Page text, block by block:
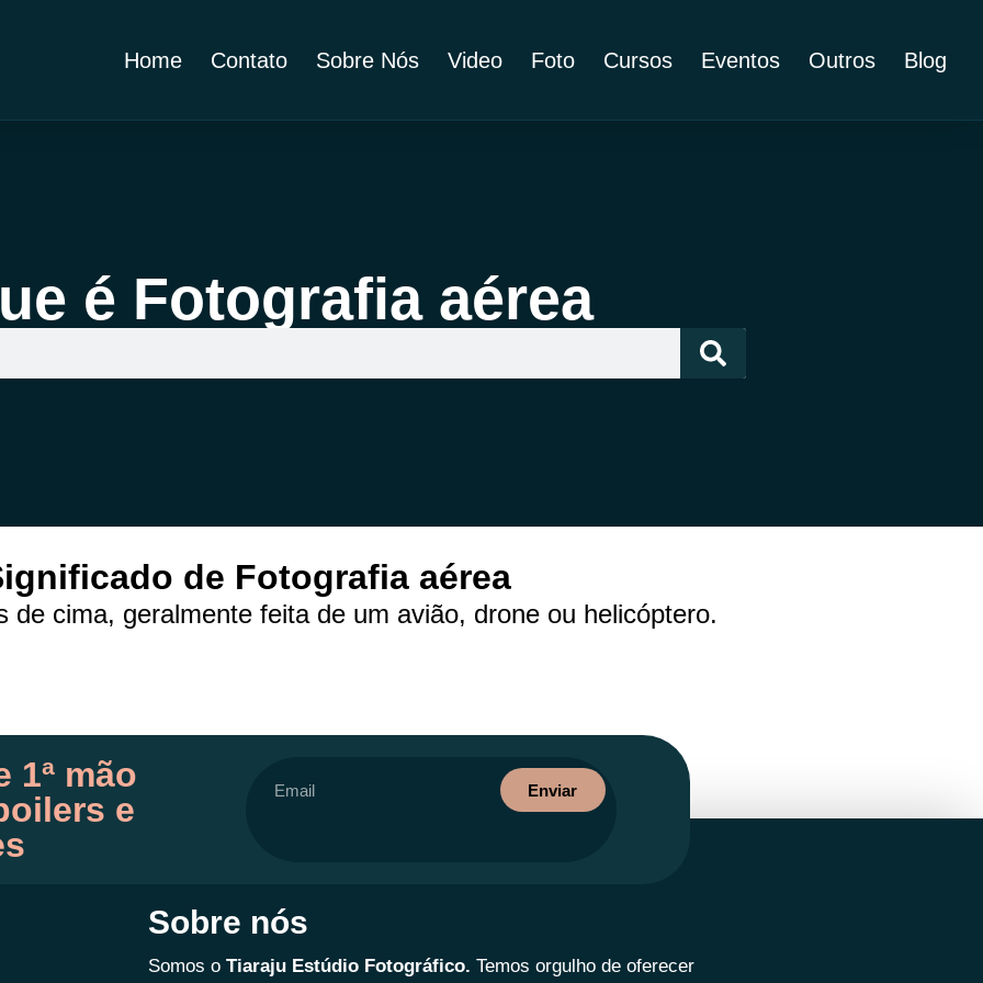
Home Contato Sobre Nós Video Foto Cursos Eventos Outros Blog
é Fotografia aérea
de Fotografia aérea
de cima, geralmente feita de um avião, drone ou helicóptero.
1ª mão
e
Enviar
Sobre nós
Somos o Tiaraju Estúdio Fotográfico. Temos orgulho de oferecer